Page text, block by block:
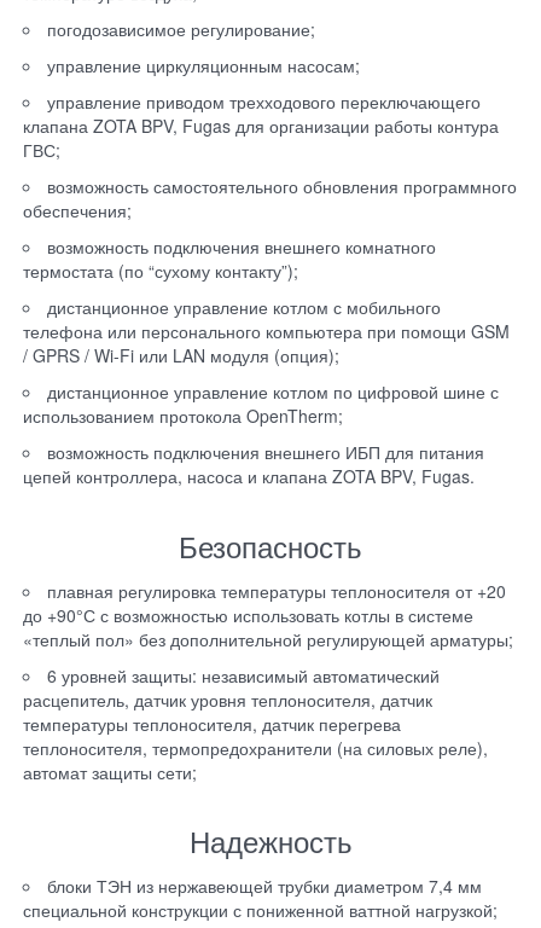
погодозависимое регулирование;
управление циркуляционным насосам;
управление приводом трехходового переключающего
клапана ZOTA BPV, Fugas для организации работы контура
ГВС;
возможность самостоятельного обновления программного
обеспечения;
возможность подключения внешнего комнатного
термостата (по “сухому контакту”);
дистанционное управление котлом с мобильного
телефона или персонального компьютера при помощи GSM
/ GPRS / Wi-Fi или LAN модуля (опция);
дистанционное управление котлом по цифровой шине с
использованием протокола OpenTherm;
возможность подключения внешнего ИБП для питания
цепей контроллера, насоса и клапана ZOTA BPV, Fugas.
Безопасность
плавная регулировка температуры теплоносителя от +20
до +90°С с возможностью использовать котлы в системе
«теплый пол» без дополнительной регулирующей арматуры;
6 уровней защиты: независимый автоматический
расцепитель, датчик уровня теплоносителя, датчик
температуры теплоносителя, датчик перегрева
теплоносителя, термопредохранители (на силовых реле),
автомат защиты сети;
Надежность
блоки ТЭН из нержавеющей трубки диаметром 7,4 мм
специальной конструкции с пониженной ваттной нагрузкой;